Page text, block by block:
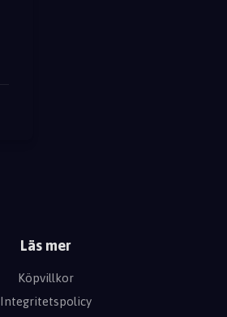
Läs mer
Köpvillkor
Integritetspolicy